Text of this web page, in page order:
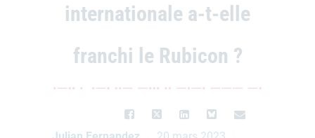
internationale a-t-elle
franchi le Rubicon ?